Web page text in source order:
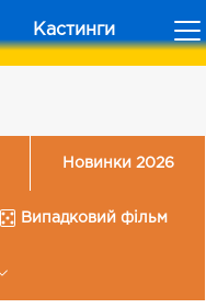
Кастинги
Новинки 2026
Випадковий фільм